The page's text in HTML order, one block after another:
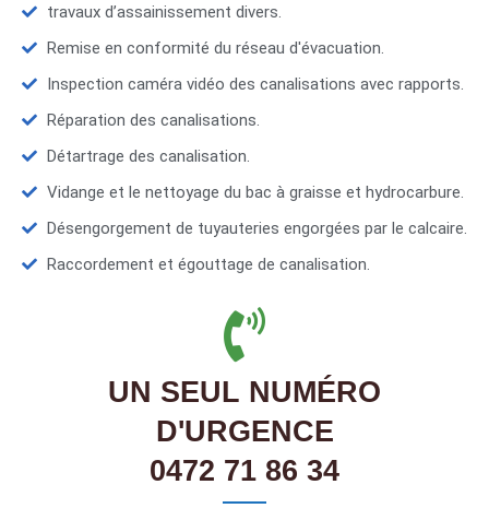
travaux d’assainissement divers.
Remise en conformité du réseau d'évacuation.
Inspection caméra vidéo des canalisations avec rapports.
Réparation des canalisations.
Détartrage des canalisation.
Vidange et le nettoyage du bac à graisse et hydrocarbure.
Désengorgement de tuyauteries engorgées par le calcaire.
Raccordement et égouttage de canalisation.
UN SEUL NUMÉRO
D'URGENCE
0472 71 86 34